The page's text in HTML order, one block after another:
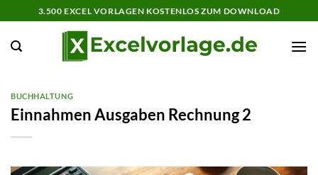
Inhalt
springen
3.500 EXCEL VORLAGEN KOSTENLOS ZUM DOWNLOAD
BUCHHALTUNG
Einnahmen Ausgaben Rechnung 2